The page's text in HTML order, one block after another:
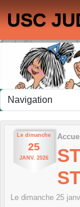
USC
Le dimanche
25
JANV. 2026
Le dimanche 25